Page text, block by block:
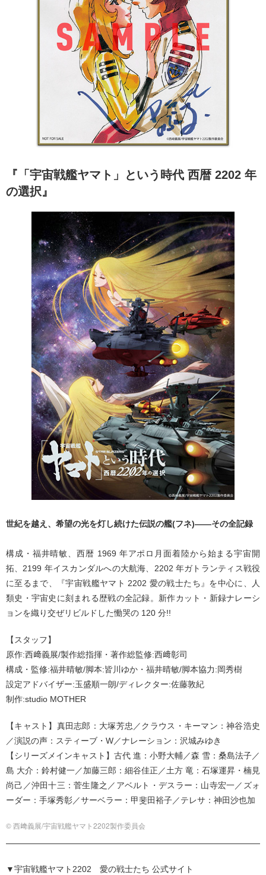
『「宇宙戦艦ヤマト」という時代 西暦 2202 年
の選択』
世紀を越え、希望の光を灯し続けた伝説の艦(フネ)——その全記録
構成・福井晴敏、西暦 1969 年アポロ月面着陸から始まる宇宙開
拓、2199 年イスカンダルへの大航海、2202 年ガトランティス戦役
に至るまで、『宇宙戦艦ヤマト 2202 愛の戦士たち』を中心に、人
類史・宇宙史に刻まれる歴戦の全記録。新作カット・新録ナレーシ
ョンを織り交ぜリビルドした慟哭の 120 分!!
【スタッフ】
原作:西﨑義展/製作総指揮・著作総監修:西﨑彰司
構成・監修:福井晴敏/脚本:皆川ゆか・福井晴敏/脚本協力:岡秀樹
設定アドバイザー:玉盛順一朗/ディレクター:佐藤敦紀
制作:studio MOTHER
【キャスト】真田志郎：大塚芳忠／クラウス・キーマン：神谷浩史
／演説の声：スティーブ・W／ナレーション：沢城みゆき
【シリーズメインキャスト】古代 進：小野大輔／森 雪：桑島法子／
島 大介：鈴村健一／加藤三郎：細谷佳正／土方 竜：石塚運昇・楠見
尚己／沖田十三：菅生隆之／アベルト・デスラー：山寺宏一／ズォ
ーダー：手塚秀彰／サーベラー：甲斐田裕子／テレサ：神田沙也加
© 西﨑義展/宇宙戦艦ヤマト2202製作委員会
▼宇宙戦艦ヤマト2202 愛の戦士たち 公式サイト